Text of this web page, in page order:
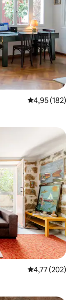
Średnia
4,95 (182)
Średnia
4,77 (202)